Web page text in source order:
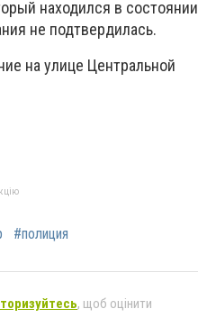
находился в состоянии
не подтвердилась.
на улице Центральной
#полиция
, щоб оцінити